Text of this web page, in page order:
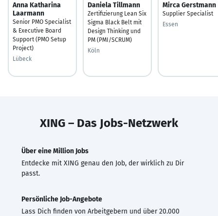
Anna Katharina
Laarmann
Senior PMO Specialist
& Executive Board
Support (PMO Setup
Project)
Lübeck
Daniela Tillmann
Zertifizierung Lean Six
Sigma Black Belt mit
Design Thinking und
PM (PMI/SCRUM)
Köln
Mirca Gerstmann
Supplier Specialist
Essen
XING – Das Jobs-Netzwerk
Über eine Million Jobs
Entdecke mit XING genau den Job, der wirklich zu Dir
passt.
Persönliche Job-Angebote
Lass Dich finden von Arbeitgebern und über 20.000